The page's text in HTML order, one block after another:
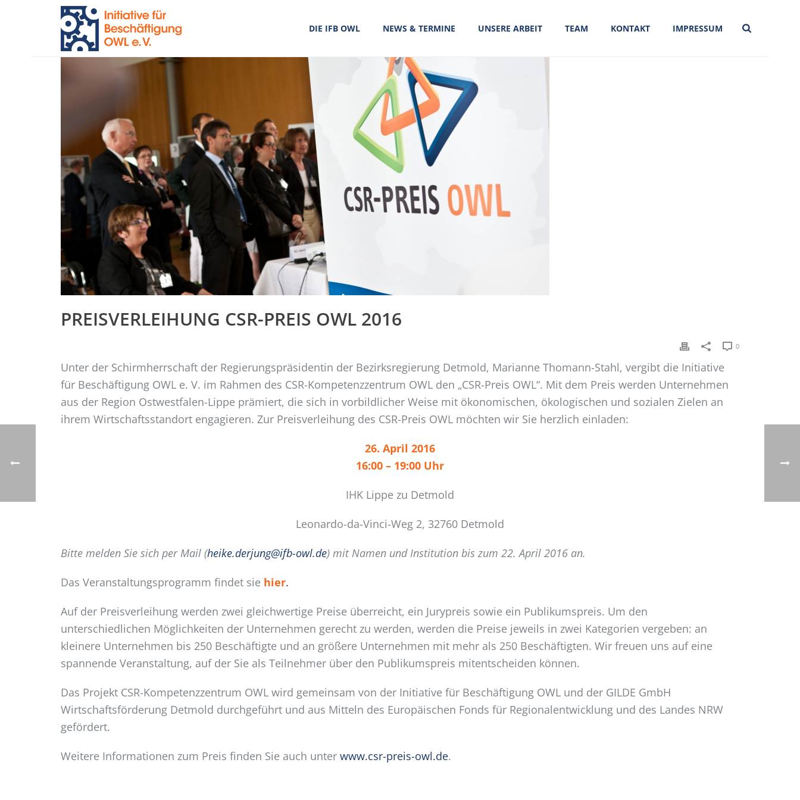
DIE IFB OWL NEWS & TERMINE UNSERE ARBEIT TEAM KONTAKT IMPRESSUM
PREISVERLEIHUNG CSR-PREIS OWL 2016
0
Unter der Schirmherrschaft der Regierungspräsidentin der Bezirksregierung Detmold, Marianne Thomann-Stahl, vergibt die Initiative
für Beschäftigung OWL e. V. im Rahmen des CSR-Kompetenzzentrum OWL den „CSR-Preis OWL“. Mit dem Preis werden Unternehmen
aus der Region Ostwestfalen-Lippe prämiert, die sich in vorbildlicher Weise mit ökonomischen, ökologischen und sozialen Zielen an
ihrem Wirtschaftsstandort engagieren. Zur Preisverleihung des CSR-Preis OWL möchten wir Sie herzlich einladen:
26. April 2016
16:00 – 19:00 Uhr
IHK Lippe zu Detmold
Leonardo-da-Vinci-Weg 2, 32760 Detmold
Bitte melden Sie sich per Mail (heike.derjung@ifb-owl.de) mit Namen und Institution bis zum 22. April 2016 an.
Das Veranstaltungsprogramm findet sie hier.
Auf der Preisverleihung werden zwei gleichwertige Preise überreicht, ein Jurypreis sowie ein Publikumspreis. Um den
unterschiedlichen Möglichkeiten der Unternehmen gerecht zu werden, werden die Preise jeweils in zwei Kategorien vergeben: an
kleinere Unternehmen bis 250 Beschäftigte und an größere Unternehmen mit mehr als 250 Beschäftigten. Wir freuen uns auf eine
spannende Veranstaltung, auf der Sie als Teilnehmer über den Publikumspreis mitentscheiden können.
Das Projekt CSR-Kompetenzzentrum OWL wird gemeinsam von der Initiative für Beschäftigung OWL und der GILDE GmbH
Wirtschaftsförderung Detmold durchgeführt und aus Mitteln des Europäischen Fonds für Regionalentwicklung und des Landes NRW
gefördert.
Weitere Informationen zum Preis finden Sie auch unter www.csr-preis-owl.de.